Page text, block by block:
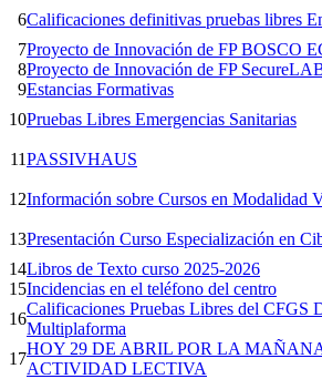
6Calificaciones definitivas pruebas libres
7Proyecto de Innovación de FP BOSCO
8Proyecto de Innovación de FP
9Estancias Formativas
10Pruebas Libres Emergencias Sanitarias
11PASSIVHAUS
12Información sobre Cursos en Modalidad
13Presentación Curso Especialización en
14Libros de Texto curso 2025-2026
15Incidencias en el teléfono del centro
16
Calificaciones Pruebas Libres del CFGS
Multiplaforma
17
HOY 29 DE ABRIL POR LA
ACTIVIDAD LECTIVA